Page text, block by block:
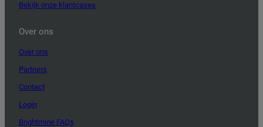
Bekijk onze klantcases
Over ons
Over ons
Partners
Contact
Login
Brightmine FAQs